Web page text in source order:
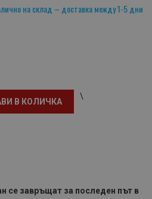
на склад – доставка между 1-5 дни
В КОЛИЧКА
\
се завръщат за последен път в